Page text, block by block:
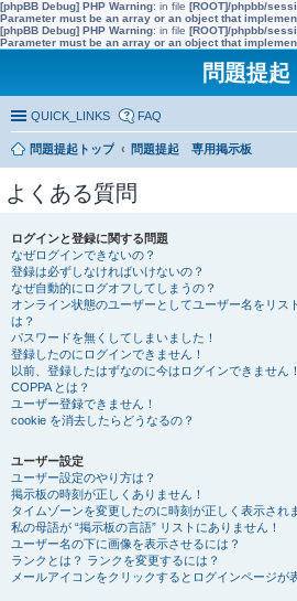
[phpBB Debug] PHP Warning: in file [ROOT]/phpbb/
Parameter must be an array or an object that
[phpBB Debug] PHP Warning: in file [ROOT]/phpbb/
Parameter must be an array or an object that
問題提起
QUICK_LINKS FAQ
問題提起トップ
問題提起 専用掲示板
よくある質問
ログインと登録に関する問題
なぜログインできないの？
登録は必ずしなければいけないの？
なぜ自動的にログオフしてしまうの？
オンライン状態のユーザーとしてユーザー名をリス
は？
パスワードを無くしてしまいました！
登録したのにログインできません！
以前、登録したはずなのに今はログインできません！
COPPA とは？
ユーザー登録できません！
cookie を消去したらどうなるの？
ユーザー設定
ユーザー設定のやり方は？
掲示板の時刻が正しくありません！
タイムゾーンを変更したのに時刻が正しく表示され
私の母語が “掲示板の言語” リストにありません！
ユーザー名の下に画像を表示させるには？
ランクとは？ ランクを変更するには？
メールアイコンをクリックするとログインページが